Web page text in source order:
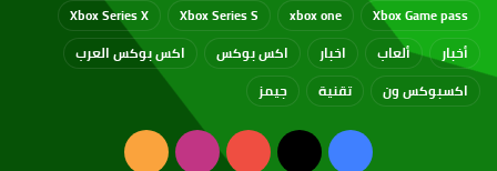
Xbox Game pass
xbox one
Xbox Series S
Xbox Series X
أخبار
ألعاب اخبار اكس بوكس
اكس بوكس العرب
اكسبوكس ون
تقنية جيمز
فيسبوك
‫X
‫YouTubeانستقرامملخص